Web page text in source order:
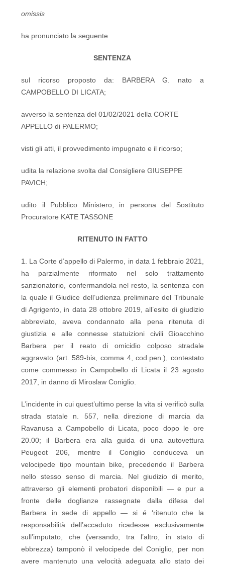
omissis
ha pronunciato la seguente
SENTENZA
sul ricorso proposto da: BARBERA G. nato a
CAMPOBELLO DI LICATA;
avverso la sentenza del 01/02/2021 della CORTE
APPELLO di PALERMO;
visti gli atti, il provvedimento impugnato e il ricorso;
udita la relazione svolta dal Consigliere GIUSEPPE
PAVICH;
udito il Pubblico Ministero, in persona del Sostituto
Procuratore KATE TASSONE
RITENUTO IN FATTO
1. La Corte d’appello di Palermo, in data 1 febbraio 2021,
ha parzialmente riformato nel solo trattamento
sanzionatorio, confermandola nel resto, la sentenza con
la quale il Giudice dell’udienza preliminare del Tribunale
di Agrigento, in data 28 ottobre 2019, all’esito di giudizio
abbreviato, aveva condannato alla pena ritenuta di
giustizia e alle connesse statuizioni civili Gioacchino
Barbera per il reato di omicidio colposo stradale
aggravato (art. 589-bis, comma 4, cod.pen.), contestato
come commesso in Campobello di Licata il 23 agosto
2017, in danno di Miroslaw Coniglio.
L’incidente in cui quest’ultimo perse la vita si verificò sulla
strada statale n. 557, nella direzione di marcia da
Ravanusa a Campobello di Licata, poco dopo le ore
20.00; il Barbera era alla guida di una autovettura
Peugeot 206, mentre il Coniglio conduceva un
velocipede tipo mountain bike, precedendo il Barbera
nello stesso senso di marcia. Nel giudizio di merito,
attraverso gli elementi probatori disponibili — e pur a
fronte delle doglianze rassegnate dalla difesa del
Barbera in sede di appello — si é ‘ritenuto che la
responsabilità dell’accaduto ricadesse esclusivamente
sull’imputato, che (versando, tra l’altro, in stato di
ebbrezza) tamponò il velocipede del Coniglio, per non
avere mantenuto una velocità adeguata allo stato dei